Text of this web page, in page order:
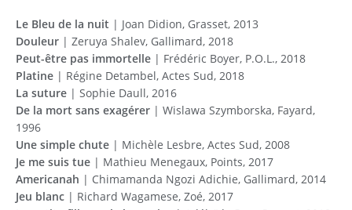
Le Bleu de la nuit | Joan Didion, Grasset, 2013
Douleur | Zeruya Shalev, Gallimard, 2018
Peut-être pas immortelle | Frédéric Boyer, P.O.L., 2018
Platine | Régine Detambel, Actes Sud, 2018
La suture | Sophie Daull, 2016
De la mort sans exagérer | Wislawa Szymborska, Fayard,
1996
Une simple chute | Michèle Lesbre, Actes Sud, 2008
Je me suis tue | Mathieu Menegaux, Points, 2017
Americanah | Chimamanda Ngozi Adichie, Gallimard, 2014
Jeu blanc | Richard Wagamese, Zoé, 2017